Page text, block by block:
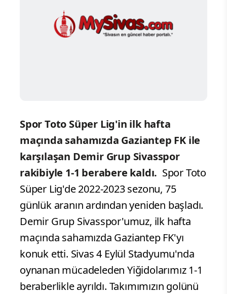
Spor Toto Süper Lig'in ilk hafta
maçında sahamızda Gaziantep FK ile
karşılaşan Demir Grup Sivasspor
rakibiyle 1-1 berabere kaldı. Spor Toto
Süper Lig'de 2022-2023 sezonu, 75
günlük aranın ardından yeniden başladı.
Demir Grup Sivasspor'umuz, ilk hafta
maçında sahamızda Gaziantep FK'yı
konuk etti. Sivas 4 Eylül Stadyumu'nda
oynanan mücadeleden Yiğidolarımız 1-1
beraberlikle ayrıldı. Takımımızın golünü